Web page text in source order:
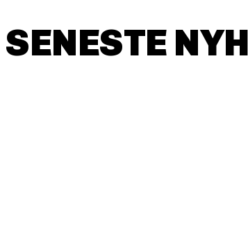
SENESTE